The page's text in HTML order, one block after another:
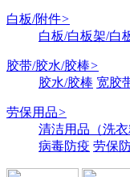
白板/附件>
白板/白板架/白
胶带/胶水/胶棒>
胶水/胶棒 宽胶
劳保用品>
清洁用品（洗
病毒防疫 劳保